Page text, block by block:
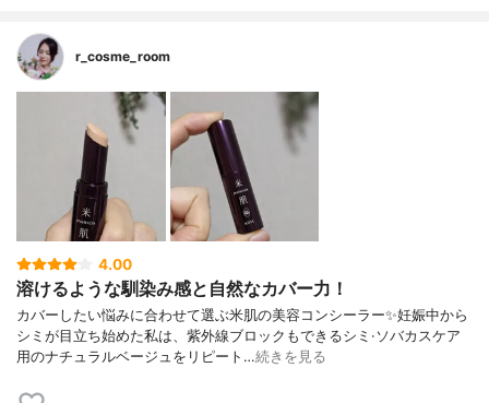
r_cosme_room
4.00
溶けるような馴染み感と自然なカバー力！
カバーしたい悩みに合わせて選ぶ米肌の美容コンシーラー✨妊娠中から
シミが目立ち始めた私は、紫外線ブロックもできるシミ·ソバカスケア
用のナチュラルベージュをリピート…続きを見る